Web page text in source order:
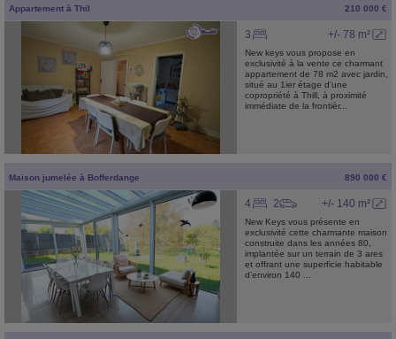
Appartement à Thil 210 000 €
+/- 78 m²
3
New keys vous propose en
exclusivité à la vente ce charmant
appartement de 78 m2 avec jardin,
situé au 1ier étage d'une
copropriété à Thill, à proximité
immédiate de la frontièr...
Maison jumelée à Bofferdange 890 000 €
+/- 140 m²
4 2
New Keys vous présente en
exclusivité cette charmante maison
construite dans les années 80,
implantée sur un terrain de 3 ares
et offrant une superficie habitable
d’environ 140 ...